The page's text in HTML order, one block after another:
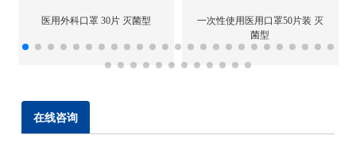
医用外科口罩 30片 灭菌型
一次性使用医用口罩50片装 灭
菌型
在线咨询